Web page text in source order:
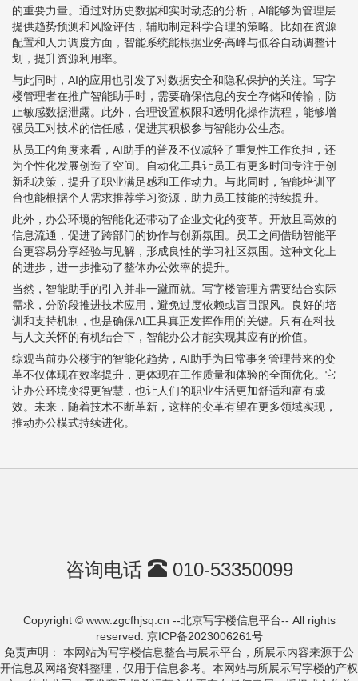
的重要力量。通过对历史数据和实时动态的分析，AI能够为管理层
提供趋势预测和风险评估，辅助制定科学合理的策略。比如在资源
配置和人力调度方面，智能系统能根据业务高峰与低谷自动调整计
划，提升资源利用率。
与此同时，AI的应用也引发了对数据安全和隐私保护的关注。写字
楼管理者在推广智能助手时，需要确保信息的安全存储和传输，防
止敏感数据泄露。此外，合理设置权限和透明化操作流程，能够增
强员工对技术的信任感，促进其积极参与智能办公生态。
从员工的角度来看，AI助手的普及不仅减轻了重复性工作负担，还
为个性化发展创造了空间。自动化工具让员工有更多时间专注于创
新和决策，提升了职业满足感和工作动力。与此同时，智能培训平
台也能根据个人需求推荐学习资源，助力员工技能的持续提升。
此外，办公环境的智能化还带动了企业文化的变革。开放且高效的
信息流通，促进了跨部门的协作与创新氛围。员工之间借助智能平
台更容易分享经验与见解，形成良性的学习社区氛围。这种文化上
的进步，进一步推动了整体办公效率的提升。
当然，智能助手的引入并非一蹴而就。写字楼管理方需要结合实际
需求，分阶段推进技术应用，避免过度依赖或盲目跟风。良好的培
训和支持机制，也是确保AI工具真正发挥作用的关键。只有在科技
与人文关怀的有机结合下，智能办公才能实现其应有的价值。
综观当前办公楼宇的智能化趋势，AI助手为日常事务管理带来的变
革不仅体现在效率提升，更体现在工作质量和体验的全面优化。它
让办公环境变得更智慧，也让人们的职业生活更加舒适和富有成
效。未来，随着技术不断革新，这样的变革有望在更多领域实现，
推动办公模式持续进化。
咨询电话 010-53350099
Copyright © www.zgcfhjsq.cn --北京写字楼信息平台-- All rights
reserved. 京ICP备2023006261号
免责声明： 本网站为写字楼信息整合与展示平台，所展示内容来源于公
开信息及网络资料整理，仅用于信息参考。本网站与所展示写字楼的产权